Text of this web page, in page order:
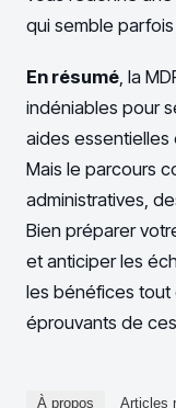
qui semble
En résumé , la
indéniables pour
aides essentielles
Mais le parcours
administratives,
Bien préparer
et anticiper les
les bénéfices tout
éprouvants de
À propos Articles